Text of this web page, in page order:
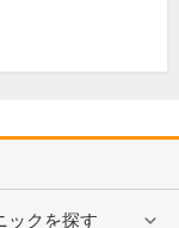
ックを探す